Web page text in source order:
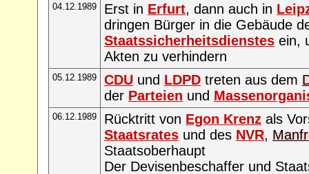
04.12.1989 Erst in Erfurt, dann auch in
dringen Bürger in die Gebäude
Staatssicherheitsdienstes ein,
Akten zu verhindern
05.12.1989 CDU und LDPD treten aus dem
der Parteien und
06.12.1989 Rücktritt von Egon Krenz als
Staatsrates und des NVR,
Staatsoberhaupt
Der Devisenbeschaffer und